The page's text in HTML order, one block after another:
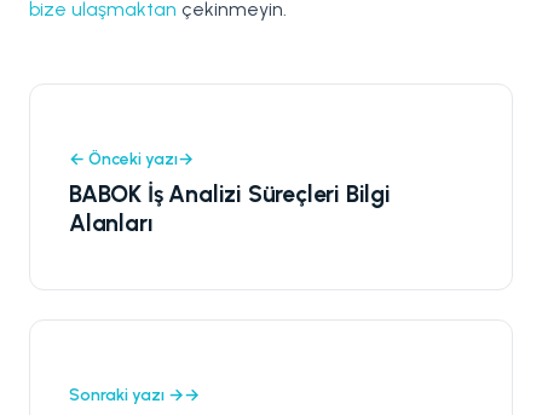
bize ulaşmaktan çekinmeyin.
← Önceki yazı
BABOK İş Analizi Süreçleri Bilgi
Alanları
Sonraki yazı →